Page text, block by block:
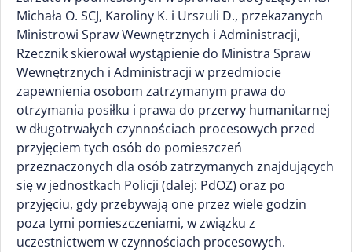
Michała O. SCJ, Karoliny K. i Urszuli D., przekazanych
Ministrowi Spraw Wewnętrznych i Administracji,
Rzecznik skierował wystąpienie do Ministra Spraw
Wewnętrznych i Administracji w przedmiocie
zapewnienia osobom zatrzymanym prawa do
otrzymania posiłku i prawa do przerwy humanitarnej
w długotrwałych czynnościach procesowych przed
przyjęciem tych osób do pomieszczeń
przeznaczonych dla osób zatrzymanych znajdujących
się w jednostkach Policji (dalej: PdOZ) oraz po
przyjęciu, gdy przebywają one przez wiele godzin
poza tymi pomieszczeniami, w związku z
uczestnictwem w czynnościach procesowych.